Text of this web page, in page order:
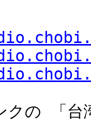
クの 「